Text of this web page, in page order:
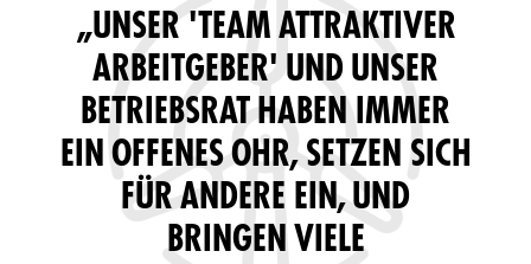
„SICHERHEIT,
ZUVERLÄSSIGKEIT UND
QUALITÄT STEHEN BEI UNS,
UNSEREN PRODUKTEN,
SERVICES UND TRAININGS
IMMER AN ERSTER STELLE.“